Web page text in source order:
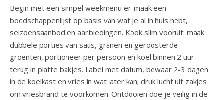
Begin met een simpel weekmenu en maak een
boodschappenlijst op basis van wat je al in huis hebt,
seizoensaanbod en aanbiedingen. Kook slim vooruit: maak
dubbele porties van saus, granen en geroosterde
groenten, portioneer per persoon en koel binnen 2 uur
terug in platte bakjes. Label met datum, bewaar 2-3 dagen
in de koelkast en vries in wat later kan; druk lucht uit zakjes
om vriesbrand te voorkomen. Ontdooien doe je veilig in de